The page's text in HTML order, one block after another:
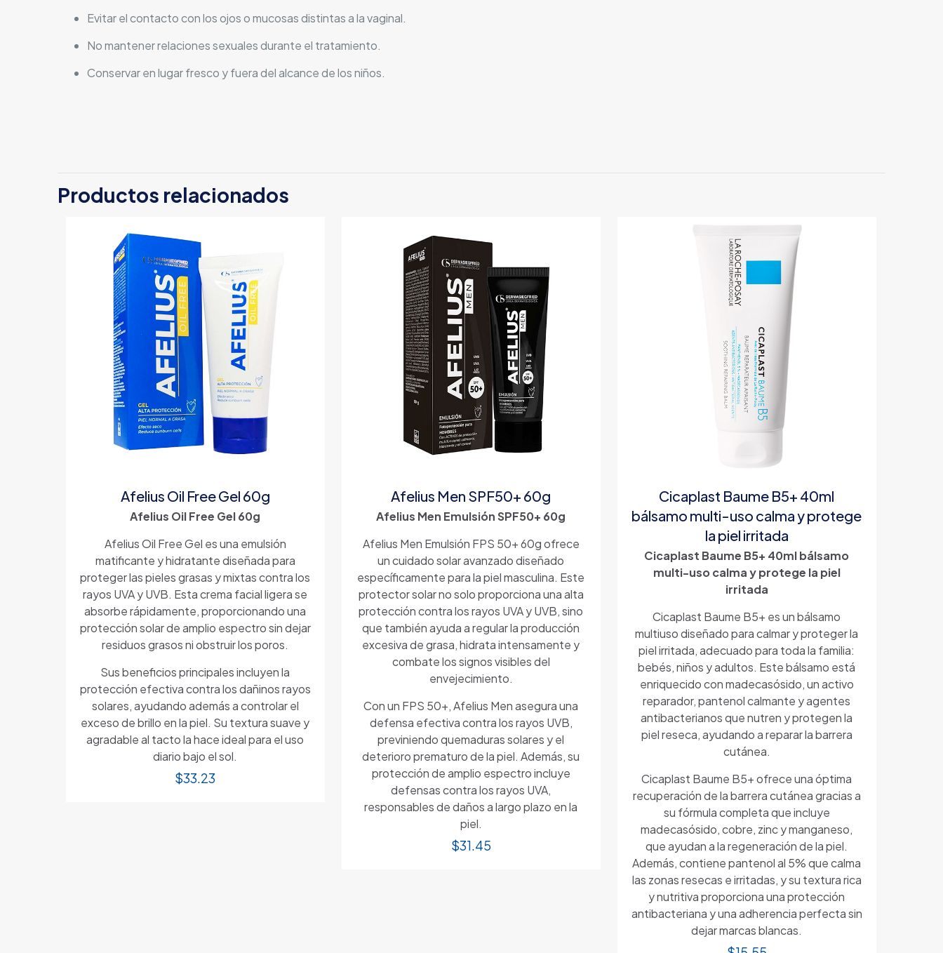
Evitar el contacto con los ojos o mucosas distintas a la vaginal.
No mantener relaciones sexuales durante el tratamiento.
Conservar en lugar fresco y fuera del alcance de los niños.
Productos relacionados
Afelius Oil Free Gel 60g
Afelius Oil Free Gel 60g
Afelius Oil Free Gel es una emulsión
matificante y hidratante diseñada para
proteger las pieles grasas y mixtas contra los
rayos UVA y UVB. Esta crema facial ligera se
absorbe rápidamente, proporcionando una
protección solar de amplio espectro sin dejar
residuos grasos ni obstruir los poros.
Sus beneficios principales incluyen la
protección efectiva contra los dañinos rayos
solares, ayudando además a controlar el
exceso de brillo en la piel. Su textura suave y
agradable al tacto la hace ideal para el uso
diario bajo el sol.
$33.23
Afelius Men SPF50+ 60g
Afelius Men Emulsión SPF50+ 60g
Afelius Men Emulsión FPS 50+ 60g ofrece
un cuidado solar avanzado diseñado
específicamente para la piel masculina. Este
protector solar no solo proporciona una alta
protección contra los rayos UVA y UVB, sino
que también ayuda a regular la producción
excesiva de grasa, hidrata intensamente y
combate los signos visibles del
envejecimiento.
Con un FPS 50+, Afelius Men asegura una
defensa efectiva contra los rayos UVB,
previniendo quemaduras solares y el
deterioro prematuro de la piel. Además, su
protección de amplio espectro incluye
defensas contra los rayos UVA,
responsables de daños a largo plazo en la
piel.
$31.45
Cicaplast Baume B5+ 40ml
bálsamo multi-uso calma y protege
la piel irritada
Cicaplast Baume B5+ 40ml bálsamo
multi-uso calma y protege la piel
irritada
Cicaplast Baume B5+ es un bálsamo
multiuso diseñado para calmar y proteger la
piel irritada, adecuado para toda la familia:
bebés, niños y adultos. Este bálsamo está
enriquecido con madecasósido, un activo
reparador, pantenol calmante y agentes
antibacterianos que nutren y protegen la
piel reseca, ayudando a reparar la barrera
cutánea.
Cicaplast Baume B5+ ofrece una óptima
recuperación de la barrera cutánea gracias a
su fórmula completa que incluye
madecasósido, cobre, zinc y manganeso,
que ayudan a la regeneración de la piel.
Además, contiene pantenol al 5% que calma
las zonas resecas e irritadas, y su textura rica
y nutritiva proporciona una protección
antibacteriana y una adherencia perfecta sin
dejar marcas blancas.